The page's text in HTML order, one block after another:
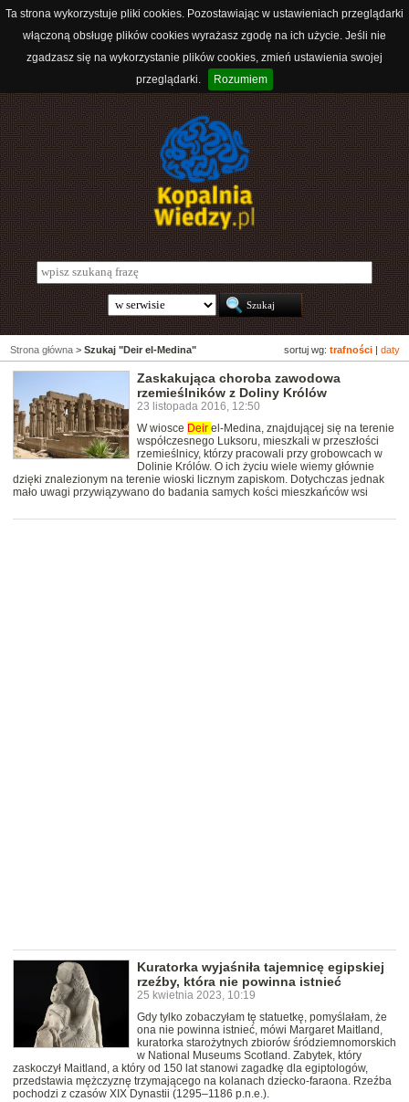
Ta strona wykorzystuje pliki cookies. Pozostawiając w ustawieniach przeglądarki
włączoną obsługę plików cookies wyrażasz zgodę na ich użycie. Jeśli nie
zgadzasz się na wykorzystanie plików cookies, zmień ustawienia swojej
przeglądarki.
Rozumiem
sortuj wg: trafności daty
Strona główna > Szukaj "Deir el-Medina"
Zaskakująca choroba zawodowa
rzemieślników z Doliny Królów
23 listopada 2016, 12:50
W wiosce Deir el-Medina, znajdującej się na terenie
współczesnego Luksoru, mieszkali w przeszłości
rzemieślnicy, którzy pracowali przy grobowcach w
Dolinie Królów. O ich życiu wiele wiemy głównie
dzięki znalezionym na terenie wioski licznym zapiskom. Dotychczas jednak
mało uwagi przywiązywano do badania samych kości mieszkańców wsi
Kuratorka wyjaśniła tajemnicę egipskiej
rzeźby, która nie powinna istnieć
25 kwietnia 2023, 10:19
Gdy tylko zobaczyłam tę statuetkę, pomyślałam, że
ona nie powinna istnieć, mówi Margaret Maitland,
kuratorka starożytnych zbiorów śródziemnomorskich
w National Museums Scotland. Zabytek, który
zaskoczył Maitland, a który od 150 lat stanowi zagadkę dla egiptologów,
przedstawia mężczyznę trzymającego na kolanach dziecko-faraona. Rzeźba
pochodzi z czasów XIX Dynastii (1295–1186 p.n.e.).